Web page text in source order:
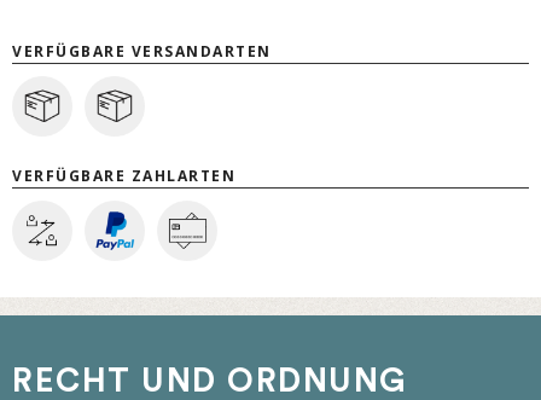
VERFÜGBARE VERSANDARTEN
VERFÜGBARE ZAHLARTEN
RECHT UND ORDNUNG